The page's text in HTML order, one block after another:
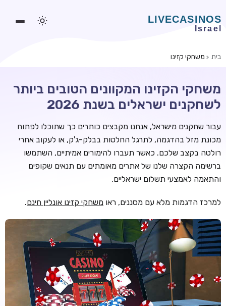
משחקים חינמיים
סלוטים אונליין
מדריכי קזינו
מונדיאל 2026 הימורים
בלאקג'ק אונליין
וידאו פוקר
בונוסים בקזינו אונליין
קזינו קריפטו
טורנירי קזינו
הימורי ספורט
בית משחקי קזינו
משחקי הקזינו המקוונים הטובים ביותר
לשחקנים ישראלים בשנת 2026
עבור שחקנים מישראל, אנחנו מקבצים כותרים כך שתוכלו לפתוח
מכונת מזל בהדגמה, לתרגל החלטות בבלק-ג'ק, או לעקוב אחרי
רולטה בקצב שלכם. כאשר תעברו להימורים אמיתיים, השתמשו
ברשימה הקצרה שלנו של אתרים מאומתים עם תנאים שקופים
והתאמה לאמצעי תשלום ישראליים.
למרכז הדגמות מלא עם מסננים, ראו משחקי קזינו אונליין חינם.